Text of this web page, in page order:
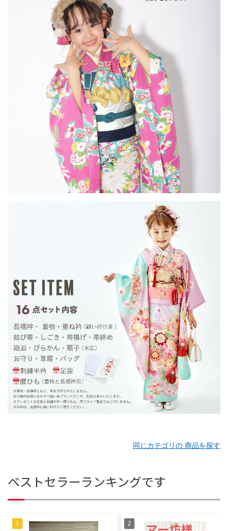
同じカテゴリの 商品を探す
ベストセラーランキングです